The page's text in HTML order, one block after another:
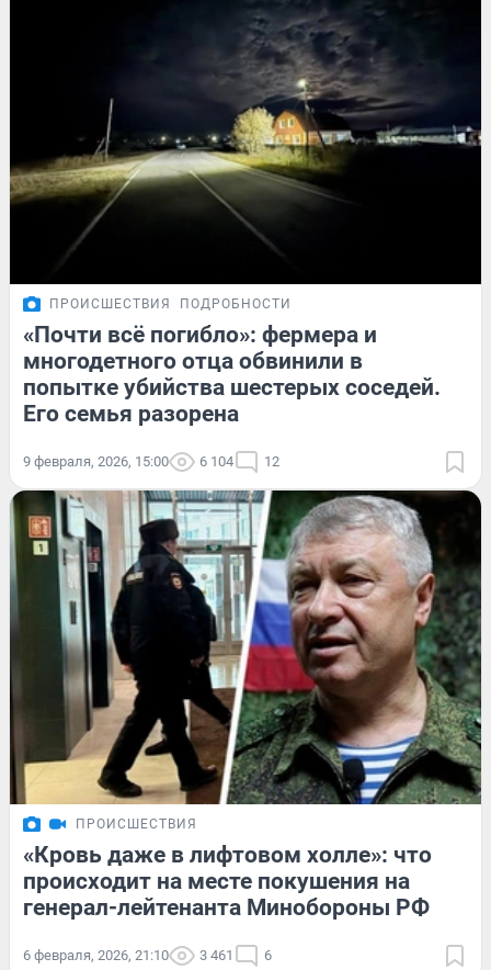
ПРОИСШЕСТВИЯ ПОДРОБНОСТИ
«Почти всё погибло»: фермера и
многодетного отца обвинили в
попытке убийства шестерых соседей.
Его семья разорена
9 февраля, 2026, 15:00 6 104 12
ПРОИСШЕСТВИЯ
«Кровь даже в лифтовом холле»: что
происходит на месте покушения на
генерал-лейтенанта Минобороны РФ
6 февраля, 2026, 21:10 3 461 6